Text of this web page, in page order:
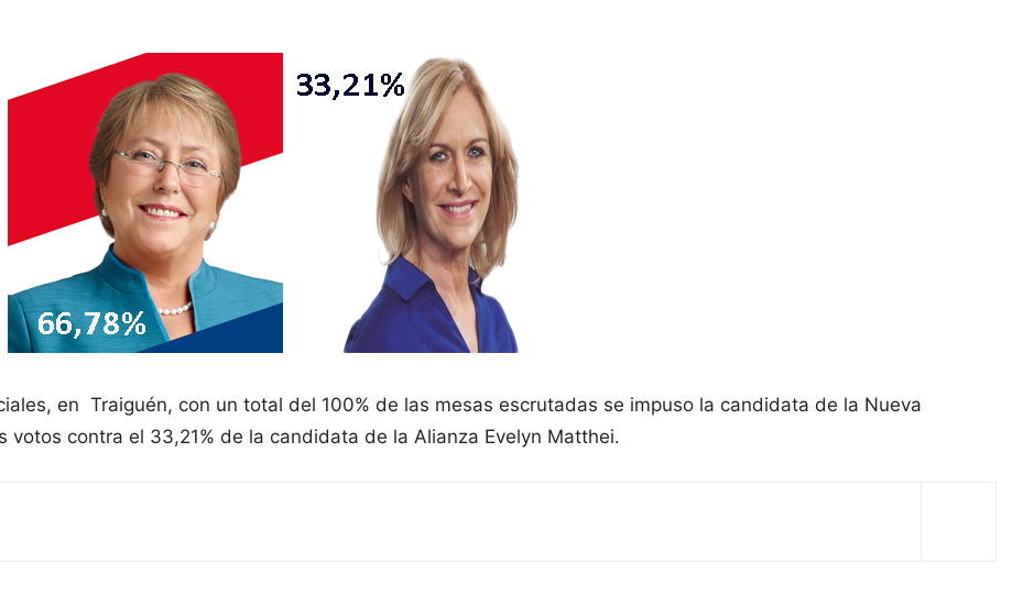
en Traiguén, con un total del 100% de las mesas escrutadas se impuso la candidata de la Nueva
contra el 33,21% de la candidata de la Alianza Evelyn Matthei.